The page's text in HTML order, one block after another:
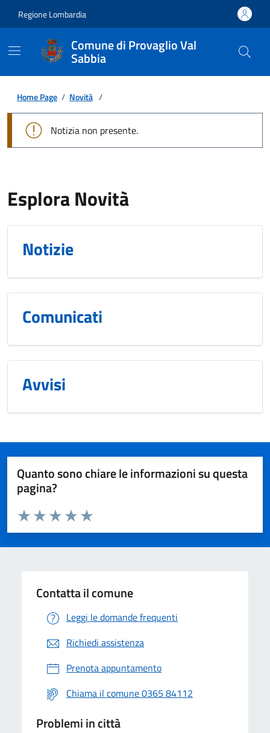
Regione Lombardia
Comune di Provaglio Val
Sabbia
Home Page / Novità /
Notizia non presente.
Esplora Novità
Notizie
Comunicati
Avvisi
Quanto sono chiare le informazioni su questa
pagina?
Valuta da 1 a 5 stelle la pagina
Valuta 5 stelle su 5
Valuta 4 stelle su 5
Valuta 3 stelle su 5
Valuta 2 stelle su 5
Valuta 1 stelle su 5
Contatta il comune
Leggi le domande frequenti
Richiedi assistenza
Prenota appuntamento
Chiama il comune 0365 84112
Problemi in città